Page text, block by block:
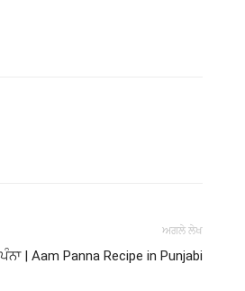
ਅਗਲੇ ਲੇਖ
| Aam Panna Recipe in Punjabi